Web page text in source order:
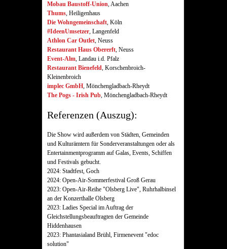
Mobau Baustoff-Union, Aachen
Thums, Heiligenhaus
Die Wohngemeinschaft, Köln
#IdeenUmsetzer, Langenfeld
Athlon Car Outlet, Neuss
Restaurant Haus Obererft, Neuss
Event-Alm, Landau i.d. Pfalz
Restaurant Bienefeld, Korschenbroich-
Kleinenbroich
implec GmbH, Mönchengladbach-Rheydt
The Pogs - Irish Pub, Mönchengladbach-Rheydt
Referenzen (Auszug):
Die Show wird außerdem von Städten, Gemeinden
und Kulturämtern für Sonderveranstaltungen oder als
Entertainmentprogramm auf Galas, Events, Schiffen
und Festivals gebucht.
2024: Stadtfest, Goch
2024: Open-Air-Sommerfestival Groß Gerau
2023: Open-Air-Reihe "Olsberg Live", Ruhrhalbinsel
an der Konzerthalle Olsberg
2023: Ladies Special im Auftrag der
Gleichstellungsbeauftragten der Gemeinde
Hiddenhausen
2023: Phantasialand Brühl, Firmenevent "edoc
solution"